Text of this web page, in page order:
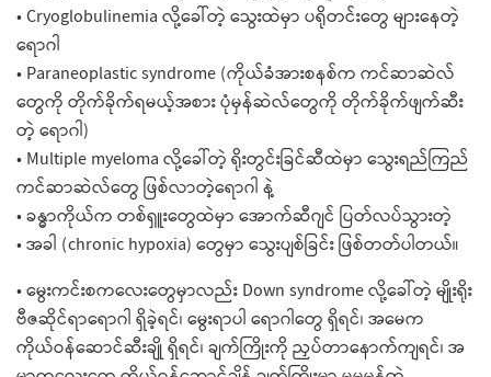
• Cryoglobulinemia လို့ခေါ်တဲ့ သွေးထဲမှာ ပရိုတင်းတွေ များနေတဲ့
ရောဂါ
• Paraneoplastic syndrome (ကိုယ်ခံအားစနစ်က ကင်ဆာဆဲလ်
တွေကို တိုက်ခိုက်ရမယ့်အစား ပုံမှန်ဆဲလ်တွေကို တိုက်ခိုက်ဖျက်ဆီး
တဲ့ ရောဂါ)
• Multiple myeloma လို့ခေါ်တဲ့ ရိုးတွင်းခြင်ဆီထဲမှာ သွေးရည်ကြည်
ကင်ဆာဆဲလ်တွေ ဖြစ်လာတဲ့ရောဂါ နဲ့
• ခန္ဓာကိုယ်က တစ်ရှူးတွေထဲမှာ အောက်ဆီဂျင် ပြတ်လပ်သွားတဲ့
• အခါ (chronic hypoxia) တွေမှာ သွေးပျစ်ခြင်း ဖြစ်တတ်ပါတယ်။
• မွေးကင်းစကလေးတွေမှာလည်း Down syndrome လို့ခေါ်တဲ့ မျိုးရိုး
ဗီဇဆိုင်ရာရောဂါ ရှိခဲ့ရင်၊ မွေးရာပါ ရောဂါတွေ ရှိရင်၊ အမေက
ကိုယ်ဝန်ဆောင်ဆီးချို ရှိရင်၊ ချက်ကြိုးကို ညှပ်တာနောက်ကျရင်၊ အ